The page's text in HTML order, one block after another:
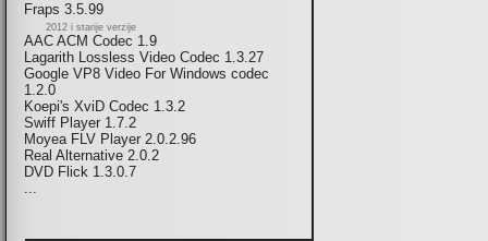
Fraps 3.5.99
2012 i starije verzije
AAC ACM Codec 1.9
Lagarith Lossless Video Codec 1.3.27
Google VP8 Video For Windows codec
1.2.0
Koepi's XviD Codec 1.3.2
Swiff Player 1.7.2
Moyea FLV Player 2.0.2.96
Real Alternative 2.0.2
DVD Flick 1.3.0.7
...